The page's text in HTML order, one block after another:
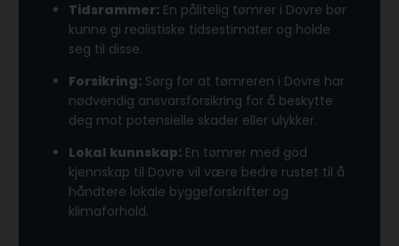
Tidsrammer: En pålitelig tømrer i Dovre bør
kunne gi realistiske tidsestimater og holde
seg til disse.
Forsikring: Sørg for at tømreren i Dovre har
nødvendig ansvarsforsikring for å beskytte
deg mot potensielle skader eller ulykker.
Lokal kunnskap: En tømrer med god
kjennskap til Dovre vil være bedre rustet til å
håndtere lokale byggeforskrifter og
klimaforhold.